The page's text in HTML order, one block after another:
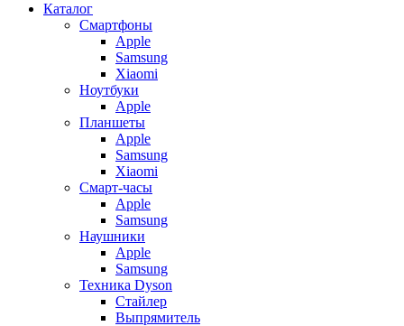
Каталог
Смартфоны
Apple
Samsung
Xiaomi
Ноутбуки
Apple
Планшеты
Apple
Samsung
Xiaomi
Смарт-часы
Apple
Samsung
Наушники
Apple
Samsung
Техника Dyson
Стайлер
Выпрямитель